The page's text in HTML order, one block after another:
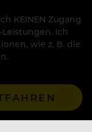
KEINEN Zugang
Ich
wie z. B. die